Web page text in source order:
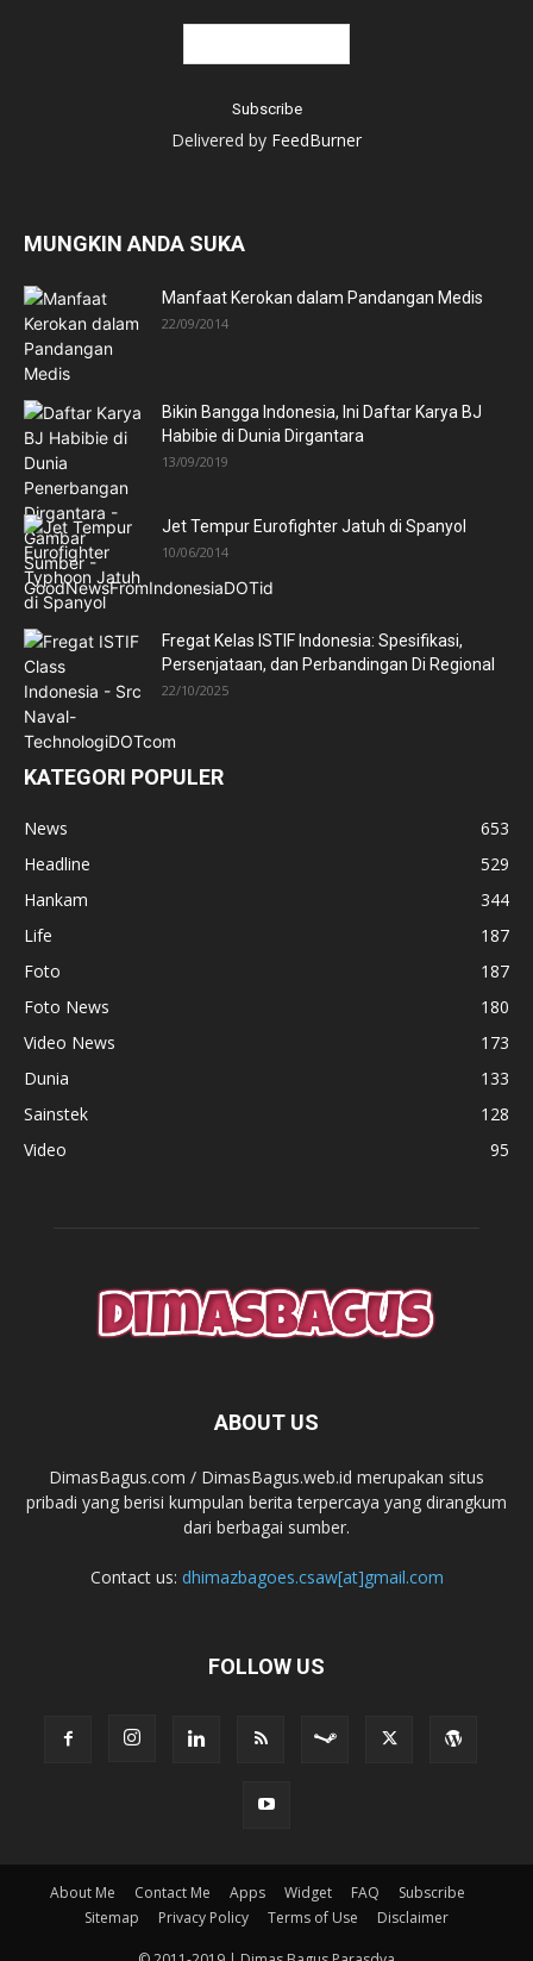
Delivered by FeedBurner
MUNGKIN ANDA SUKA
Manfaat Kerokan dalam Pandangan Medis
22/09/2014
Bikin Bangga Indonesia, Ini Daftar Karya BJ
Habibie di Dunia Dirgantara
13/09/2019
Jet Tempur Eurofighter Jatuh di Spanyol
10/06/2014
Fregat Kelas ISTIF Indonesia: Spesifikasi,
Persenjataan, dan Perbandingan Di Regional
22/10/2025
KATEGORI POPULER
News
653
Headline
529
Hankam
344
Life
187
Foto
187
Foto News
180
Video News
173
Dunia
133
Sainstek
128
Video
95
ABOUT US
DimasBagus.com / DimasBagus.web.id merupakan situs
pribadi yang berisi kumpulan berita terpercaya yang dirangkum
dari berbagai sumber.
Contact us: dhimazbagoes.csaw[at]gmail.com
FOLLOW US
About Me Contact Me Apps Widget FAQ
Subscribe
Sitemap
Privacy Policy Terms of Use Disclaimer